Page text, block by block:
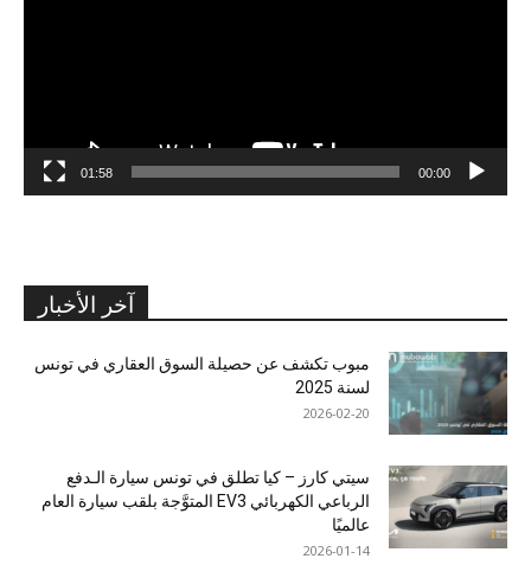
00:00
01:58
آخر الأخبار
مبوب تكشف عن حصيلة السوق العقاري في تونس
لسنة 2025
2026-02-20
سيتي كارز – كيا تطلق في تونس سيارة الـدفع
الرباعي الكهربائي EV3 المتوَّجة بلقب سيارة العام
عالميًا
2026-01-14